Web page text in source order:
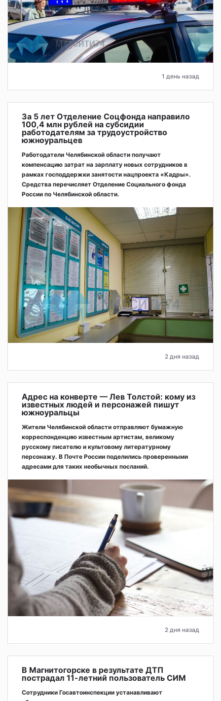
1 день назад
За 5 лет Отделение Соцфонда направило
100,4 млн рублей на субсидии
работодателям за трудоустройство
южноуральцев
Работодатели Челябинской области получают
компенсацию затрат на зарплату новых сотрудников в
рамках господдержки занятости нацпроекта «Кадры».
Средства перечисляет Отделение Социального фонда
России по Челябинской области.
2 дня назад
Адрес на конверте — Лев Толстой: кому из
известных людей и персонажей пишут
южноуральцы
Жители Челябинской области отправляют бумажную
корреспонденцию известным артистам, великому
русскому писателю и культовому литературному
персонажу. В Почте России поделились проверенными
адресами для таких необычных посланий.
2 дня назад
В Магнитогорске в результате ДТП
пострадал 11-летний пользователь СИМ
Сотрудники Госавтоинспекции устанавливают